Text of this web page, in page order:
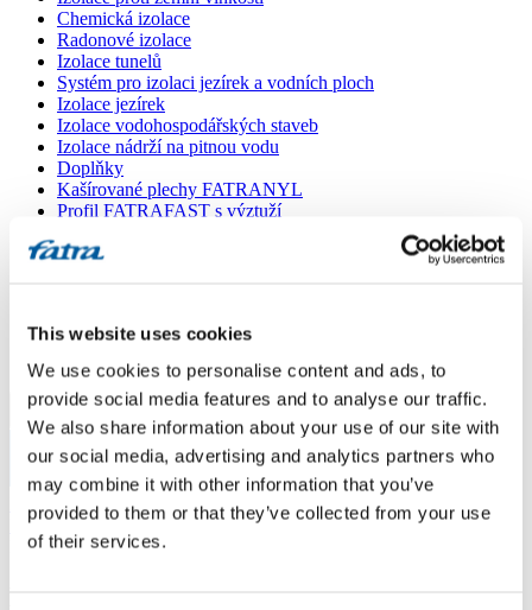
This website uses cookies
We use cookies to personalise content and ads, to
provide social media features and to analyse our traffic.
We also share information about your use of our site with
our social media, advertising and analytics partners who
may combine it with other information that you’ve
provided to them or that they’ve collected from your use
of their services.
Chemická izolace
Radonové izolace
Izolace tunelů
Systém pro izolaci jezírek a vodních ploch
Izolace jezírek
Izolace vodohospodářských staveb
Izolace nádrží na pitnou vodu
Doplňky
Kašírované plechy FATRANYL
Profil FATRAFAST s výztuží
Dlaždice FATRAFOL WALK 600
Ostatní doplňky
VŠECHNY PRODUKTY
Menu
Menu
Poradna/
Dotaz 424